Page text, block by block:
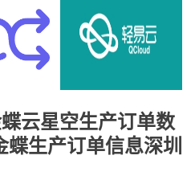
云星空生产订单数
生产订单信息深圳